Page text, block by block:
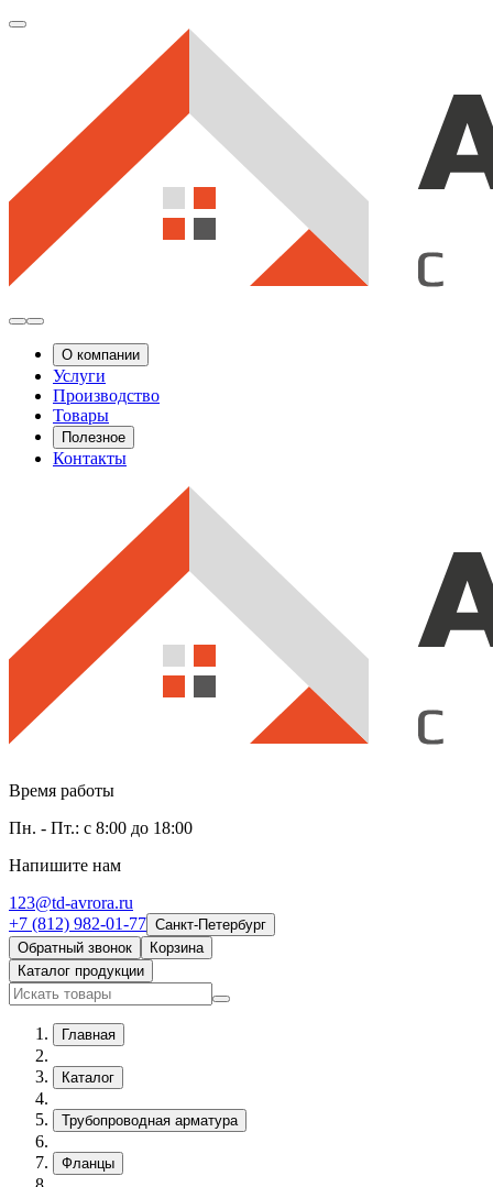
О компании
Услуги
Производство
Товары
Полезное
Контакты
Время работы
Пн. - Пт.: с 8:00 до 18:00
Напишите нам
123@td-avrora.ru
+7 (812) 982-01-77 Санкт-Петербург
Обратный звонок
Корзина
Каталог продукции
Главная
Каталог
Трубопроводная арматура
Фланцы